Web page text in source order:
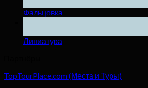
Фальцовка
Линиатура
TopTourPlace.com (Места и Туры)